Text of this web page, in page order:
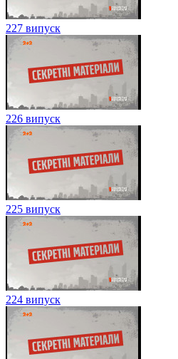
227 випуск
226 випуск
225 випуск
224 випуск